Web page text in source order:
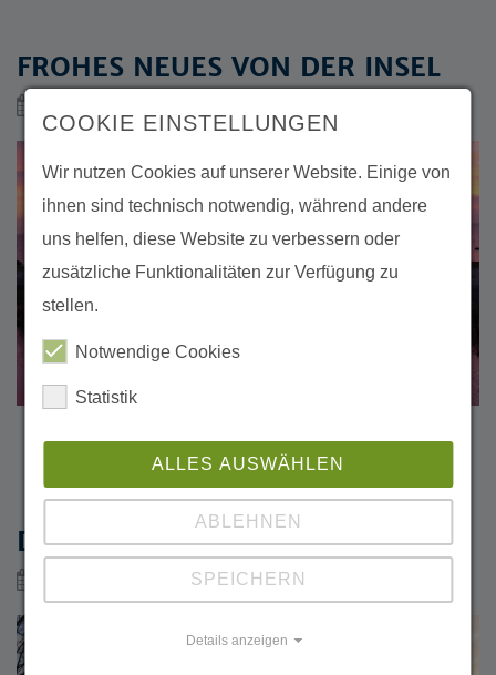
FROHES NEUES VON DER INSEL
DIE WUNDER DES WINTERS
Insel Koos Insel Koos
COOKIE EINSTELLUNGEN
Wir nutzen Cookies auf unserer Website. Einige von
ihnen sind technisch notwendig, während andere
uns helfen, diese Website zu verbessern oder
zusätzliche Funktionalitäten zur Verfügung zu
stellen.
Notwendige Cookies
Statistik
ALLES AUSWÄHLEN
ABLEHNEN
SPEICHERN
Details anzeigen